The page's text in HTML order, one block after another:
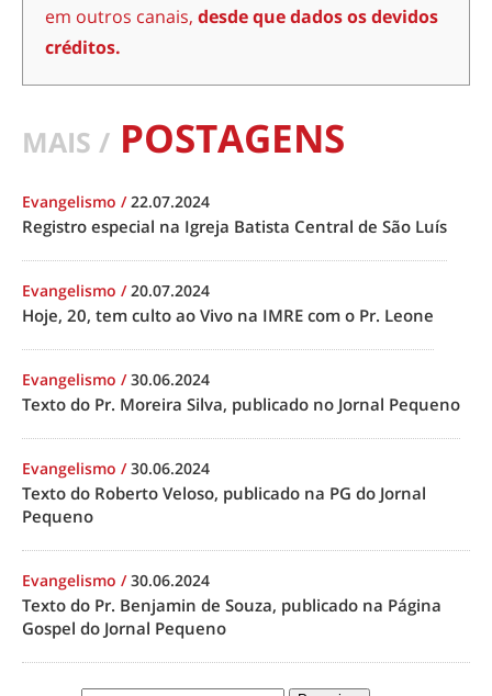
em outros canais, desde que dados os devidos
créditos.
MAIS / POSTAGENS
Evangelismo /22.07.2024
Registro especial na Igreja Batista Central de São Luís
Evangelismo /20.07.2024
Hoje, 20, tem culto ao Vivo na IMRE com o Pr. Leone
Evangelismo /30.06.2024
Texto do Pr. Moreira Silva, publicado no Jornal Pequeno
Evangelismo /30.06.2024
Texto do Roberto Veloso, publicado na PG do Jornal
Pequeno
Evangelismo /30.06.2024
Texto do Pr. Benjamin de Souza, publicado na Página
Gospel do Jornal Pequeno